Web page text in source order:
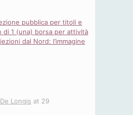
pubblica per titoli e
1 (una) borsa per attività
dal Nord: l’immagine
Longis at 29